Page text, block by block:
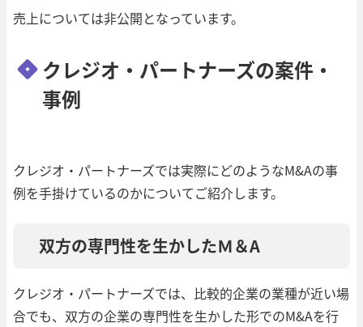
売上については非公開となっています。
クレジオ・パートナーズの案件・
事例
クレジオ・パートナーズでは実際にどのようなM&Aの事
例を手掛けているのかについてご紹介します。
双方の専門性を生かしたＭ＆A
クレジオ・パートナーズでは、比較的企業の業種が近い場
合でも、双方の企業の専門性を生かした形でのM&Aを行